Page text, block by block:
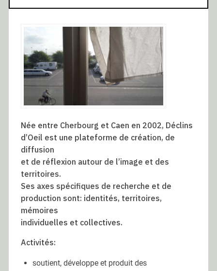
Née entre Cherbourg et Caen en 2002, Déclins
d’Oeil est une plateforme de création, de
diffusion
et de réflexion autour de l’image et des
territoires.
Ses axes spécifiques de recherche et de
production sont: identités, territoires,
mémoires
individuelles et collectives.
Activités:
soutient, développe et produit des